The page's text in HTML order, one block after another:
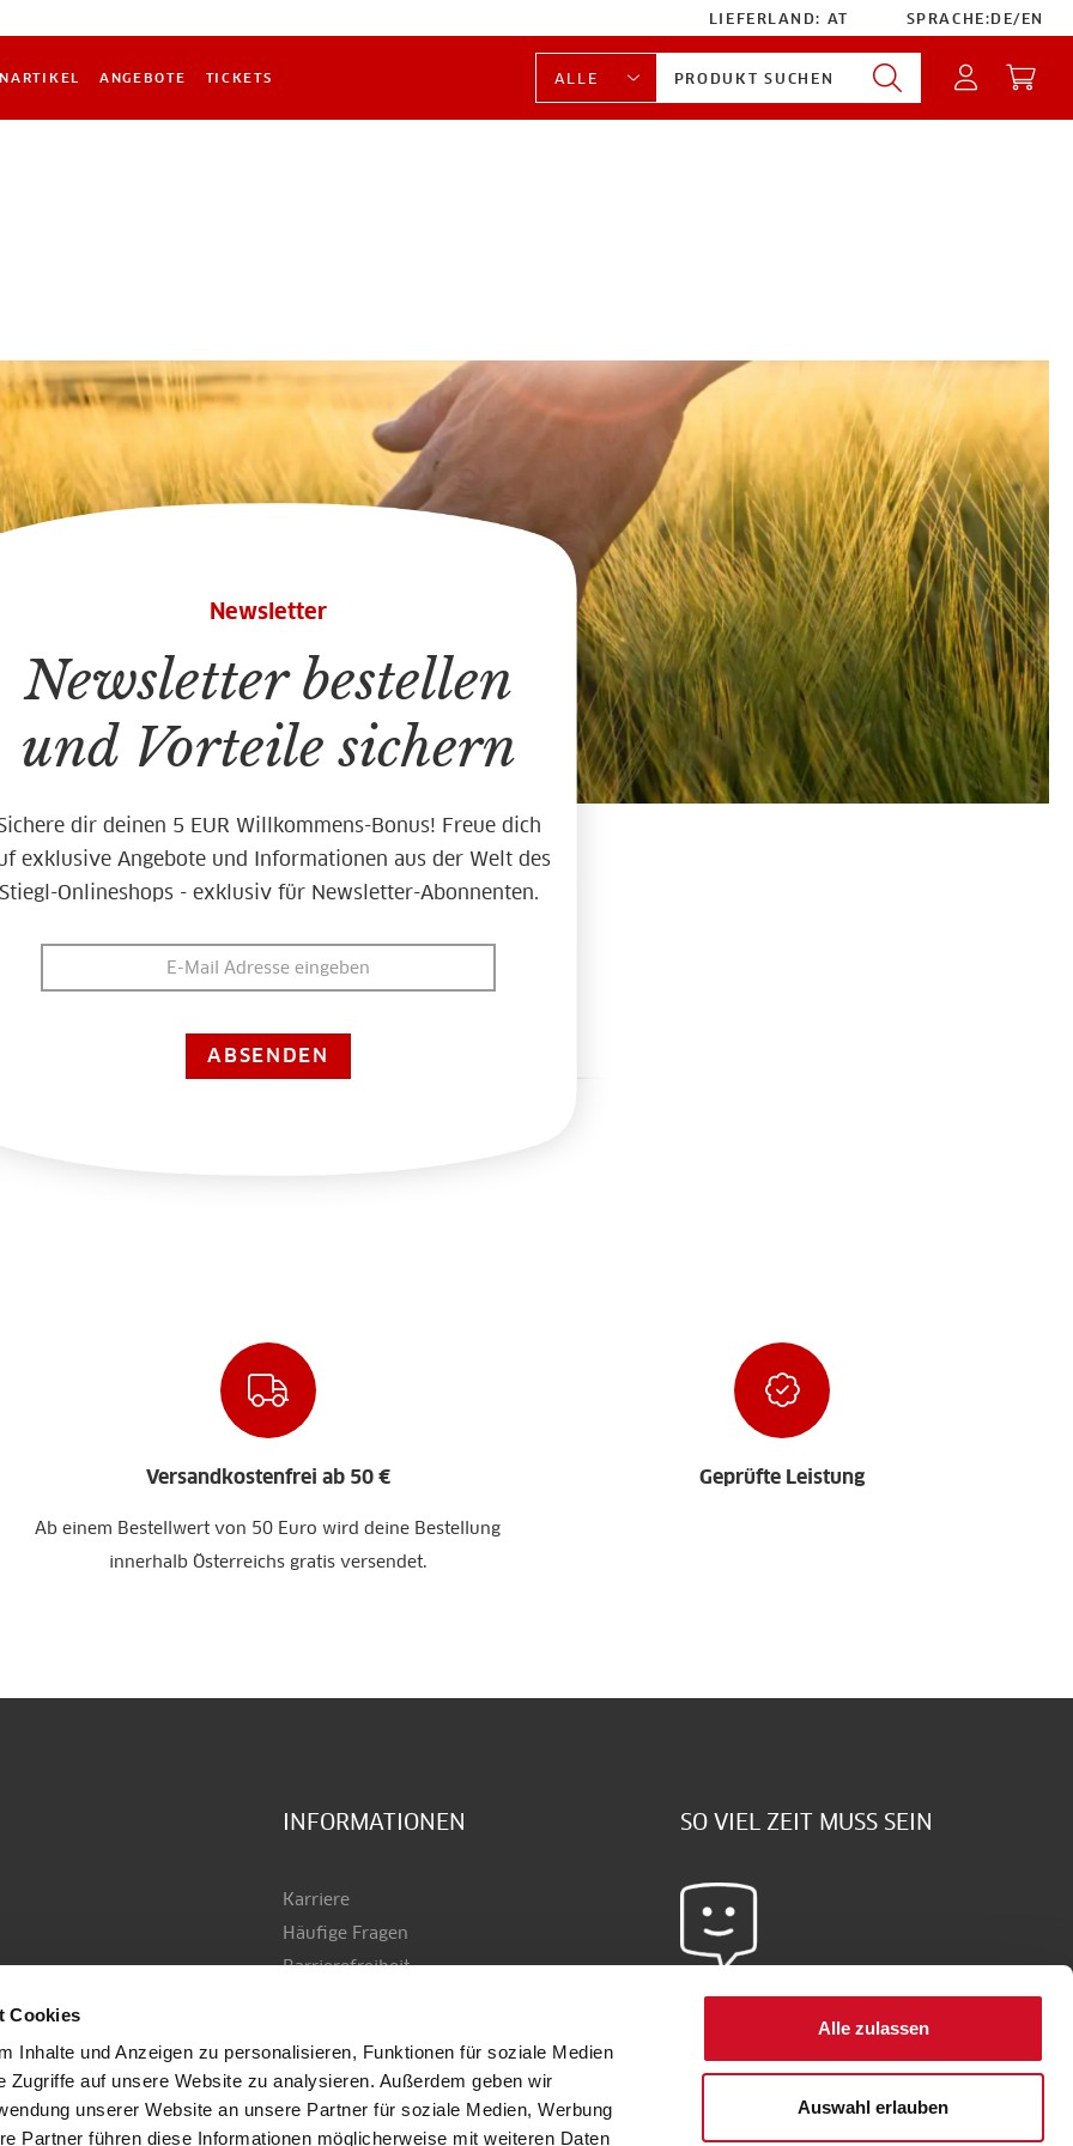
Cookies
Inhalte und Anzeigen zu personalisieren, Funktionen für soziale Medien
Zugriffe auf unsere Website zu analysieren. Außerdem geben wir
unserer Website an unsere Partner für soziale Medien, Werbung
Partner führen diese Informationen möglicherweise mit weiteren Daten
Alle zulassen
Auswahl erlauben
LIEFERLAND: AT SPRACHE:DE/EN
ANGEBOTE TICKETS
Newsletter
Newsletter bestellen
und Vorteile sichern
dir deinen 5 EUR Willkommens-Bonus! Freue dich
exklusive Angebote und Informationen aus der Welt des
Onlineshops - exklusiv für Newsletter-Abonnenten.
Versandkostenfrei ab 50 €
Ab einem Bestellwert von 50 Euro wird deine Bestellung
innerhalb Österreichs gratis versendet.
Geprüfte Leistung
INFORMATIONEN
Karriere
Häufige Fragen
Barrierefreiheit
Versand & Zahlung
Impressum
Kontakt
SO VIEL ZEIT MUSS SEIN
Sie haben Fragen?
Schreiben Sie uns doch -hiergehts zum